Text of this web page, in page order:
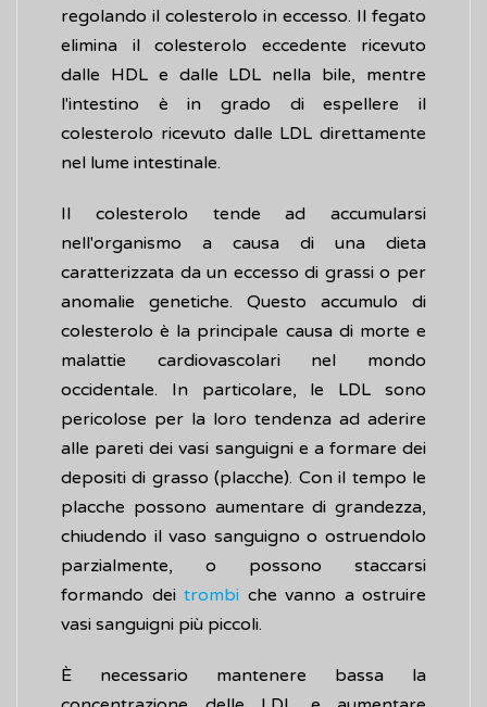
regolando il colesterolo in eccesso. Il fegato
elimina il colesterolo eccedente ricevuto
dalle HDL e dalle LDL nella bile, mentre
l'intestino è in grado di espellere il
colesterolo ricevuto dalle LDL direttamente
nel lume intestinale.
Il colesterolo tende ad accumularsi
nell'organismo a causa di una dieta
caratterizzata da un eccesso di grassi o per
anomalie genetiche. Questo accumulo di
colesterolo è la principale causa di morte e
malattie cardiovascolari nel mondo
occidentale. In particolare, le LDL sono
pericolose per la loro tendenza ad aderire
alle pareti dei vasi sanguigni e a formare dei
depositi di grasso (placche). Con il tempo le
placche possono aumentare di grandezza,
chiudendo il vaso sanguigno o ostruendolo
parzialmente, o possono staccarsi
formando dei trombi che vanno a ostruire
vasi sanguigni più piccoli.
È necessario mantenere bassa la